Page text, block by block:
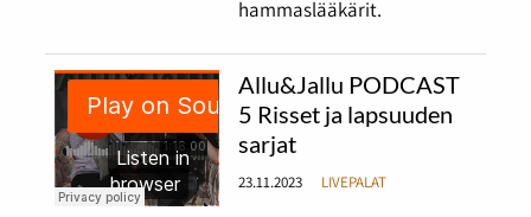
hammaslääkärit.
Allu&Jallu PODCAST
5 Risset ja lapsuuden
sarjat
23.11.2023 LIVEPALAT